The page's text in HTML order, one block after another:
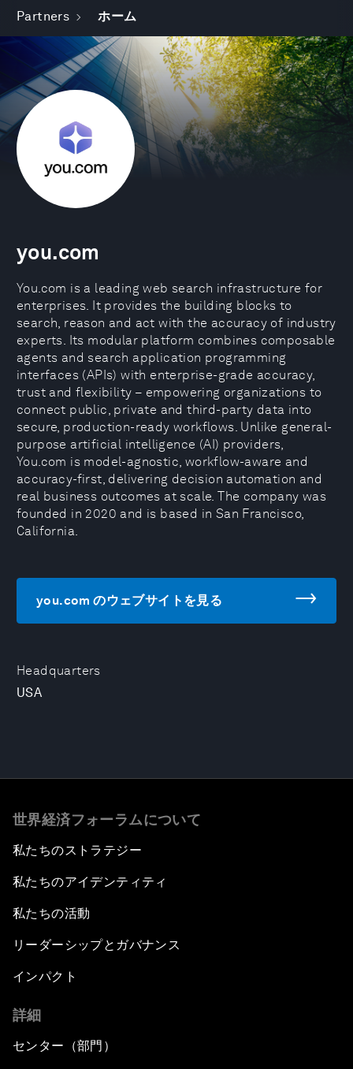
Partners ホーム
Headquarters
USA
you.com
You.com is a leading web search infrastructure for
enterprises. It provides the building blocks to
search, reason and act with the accuracy of industry
experts. Its modular platform combines composable
agents and search application programming
interfaces (APIs) with enterprise-grade accuracy,
trust and flexibility – empowering organizations to
connect public, private and third-party data into
secure, production-ready workflows. Unlike general-
purpose artificial intelligence (AI) providers,
You.com is model-agnostic, workflow-aware and
accuracy-first, delivering decision automation and
real business outcomes at scale. The company was
founded in 2020 and is based in San Francisco,
California.
you.com のウェブサイトを見る
世界経済フォーラムについて
私たちのストラテジー
私たちのアイデンティティ
私たちの活動
リーダーシップとガバナンス
インパクト
詳細
センター（部門）